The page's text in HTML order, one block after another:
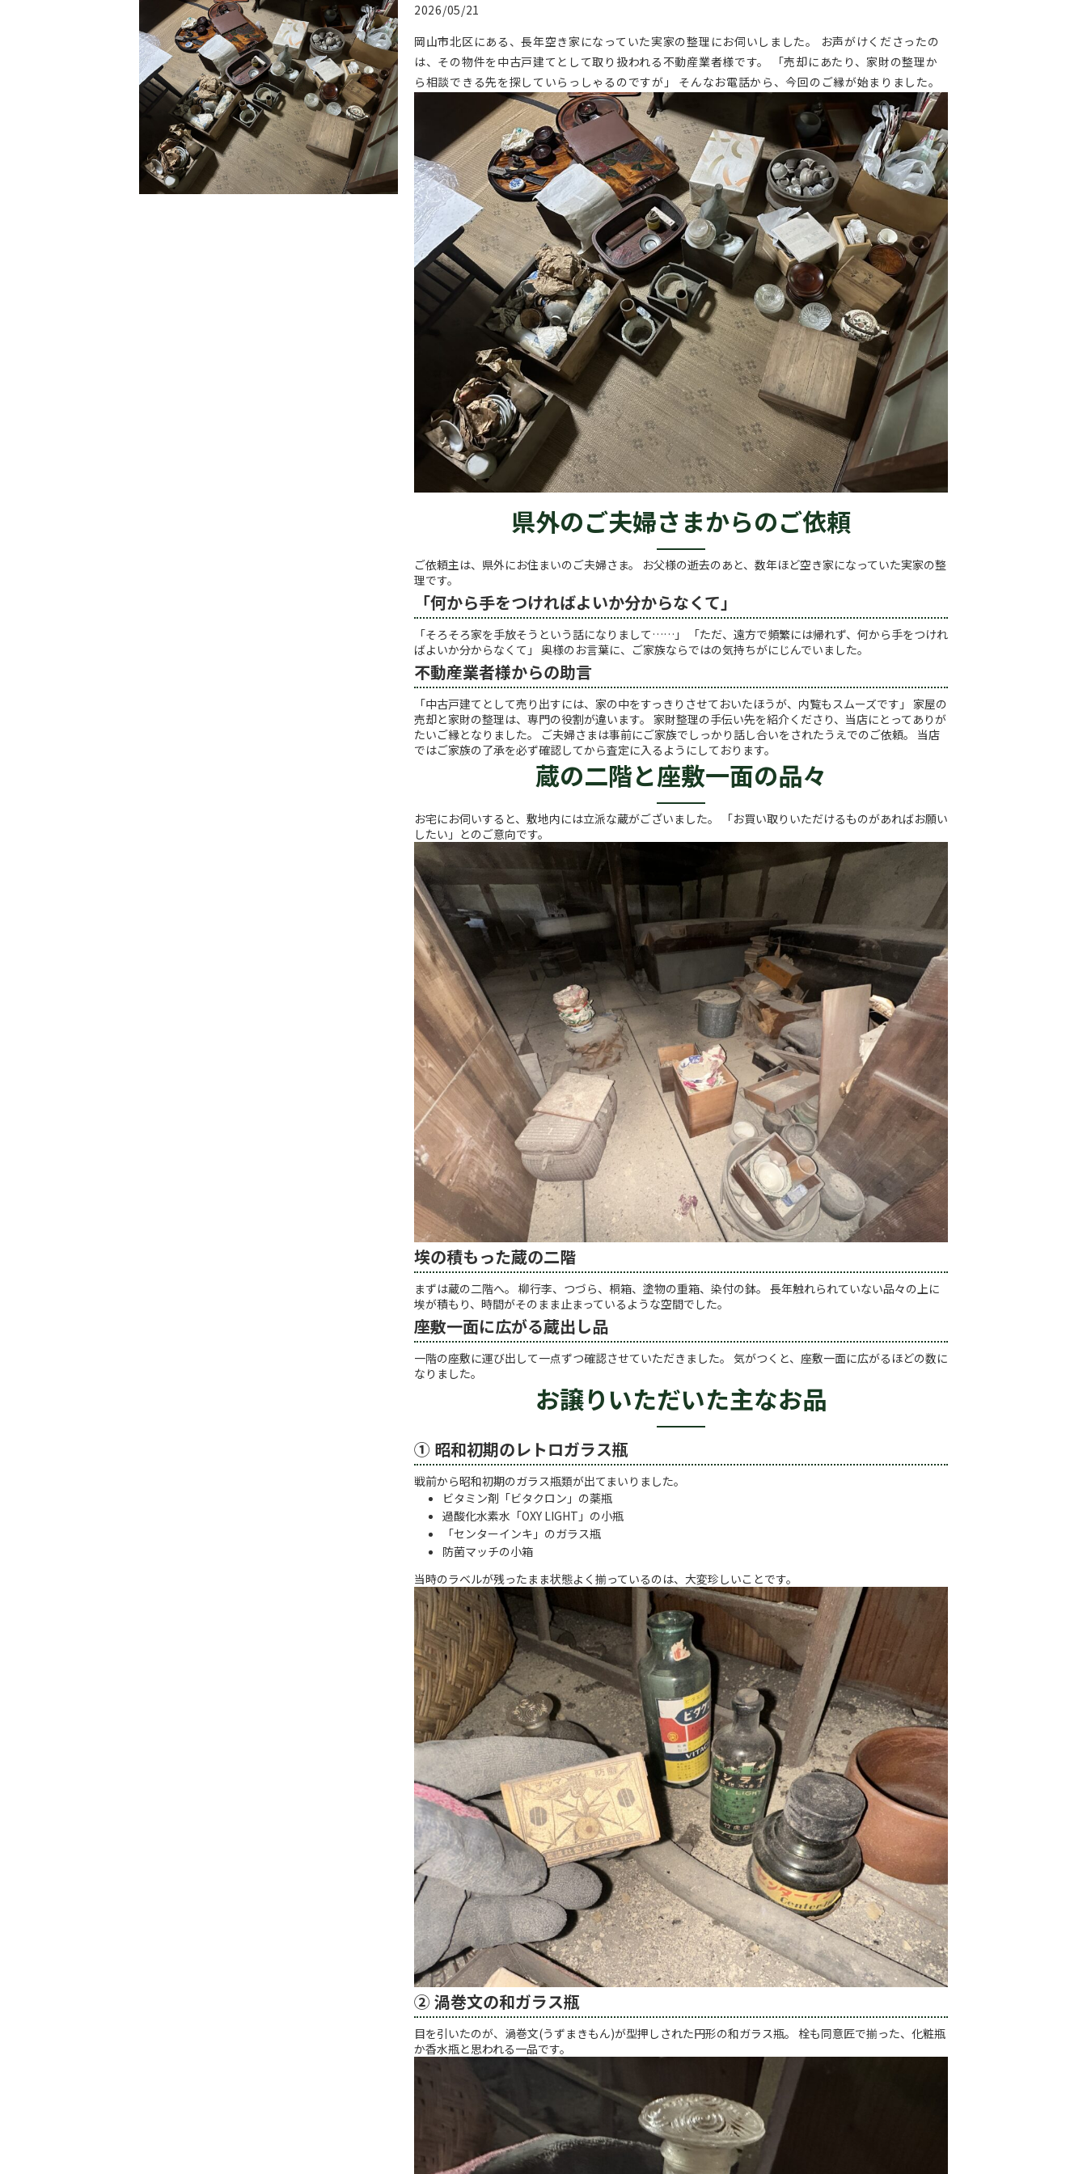
2026/05/21
岡山市北区にある、長年空き家になっていた実家の整理にお伺いしました。 お声がけくださったの
は、その物件を中古戸建てとして取り扱われる不動産業者様です。 「売却にあたり、家財の整理か
ら相談できる先を探していらっしゃるのですが」 そんなお電話から、今回のご縁が始まりました。
県外のご夫婦さまからのご依頼
ご依頼主は、県外にお住まいのご夫婦さま。 お父様の逝去のあと、数年ほど空き家になっていた実家の整
理です。
「何から手をつければよいか分からなくて」
「そろそろ家を手放そうという話になりまして……」 「ただ、遠方で頻繁には帰れず、何から手をつけれ
ばよいか分からなくて」 奥様のお言葉に、ご家族ならではの気持ちがにじんでいました。
不動産業者様からの助言
「中古戸建てとして売り出すには、家の中をすっきりさせておいたほうが、内覧もスムーズです」 家屋の
売却と家財の整理は、専門の役割が違います。 家財整理の手伝い先を紹介くださり、当店にとってありが
たいご縁となりました。 ご夫婦さまは事前にご家族でしっかり話し合いをされたうえでのご依頼。 当店
ではご家族の了承を必ず確認してから査定に入るようにしております。
蔵の二階と座敷一面の品々
お宅にお伺いすると、敷地内には立派な蔵がございました。 「お買い取りいただけるものがあればお願い
したい」とのご意向です。
埃の積もった蔵の二階
まずは蔵の二階へ。 柳行李、つづら、桐箱、塗物の重箱、染付の鉢。 長年触れられていない品々の上に
埃が積もり、時間がそのまま止まっているような空間でした。
座敷一面に広がる蔵出し品
一階の座敷に運び出して一点ずつ確認させていただきました。 気がつくと、座敷一面に広がるほどの数に
なりました。
お譲りいただいた主なお品
① 昭和初期のレトロガラス瓶
戦前から昭和初期のガラス瓶類が出てまいりました。
ビタミン剤「ビタクロン」の薬瓶
過酸化水素水「OXY LIGHT」の小瓶
「センターインキ」のガラス瓶
防菌マッチの小箱
当時のラベルが残ったまま状態よく揃っているのは、大変珍しいことです。
② 渦巻文の和ガラス瓶
目を引いたのが、渦巻文(うずまきもん)が型押しされた円形の和ガラス瓶。 栓も同意匠で揃った、化粧瓶
か香水瓶と思われる一品です。